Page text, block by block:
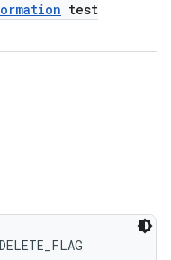
test